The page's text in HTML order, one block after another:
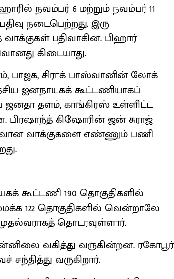
நவம்பர் 6 மற்றும் நவம்பர் 11
நடைபெற்றது. இரு
பதிவாகின. பிஹார்
கிடையாது.
பாஜக, சிராக் பாஸ்வானின் லோக்
ஜனநாயகக் கூட்டணியாகப்
ஜனதா தளம், காங்கிரஸ் உள்ளிட்ட
பிரஷாந்த் கிஷோரின் ஜன் சுராஜ்
வாக்குகளை எண்ணும் பணி
கூட்டணி 190 தொகுதிகளில்
122 தொகுதிகளில் வென்றாலே
தொடரவுள்ளார்.
வகித்து வருகின்றன. ரகோபூர்
வருகிறார்.